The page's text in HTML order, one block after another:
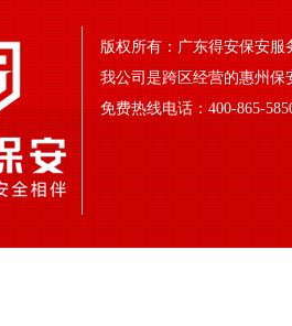
版权所有：广东得安保安服
我公司是跨区经营的惠州
免费热线电话：400-865-